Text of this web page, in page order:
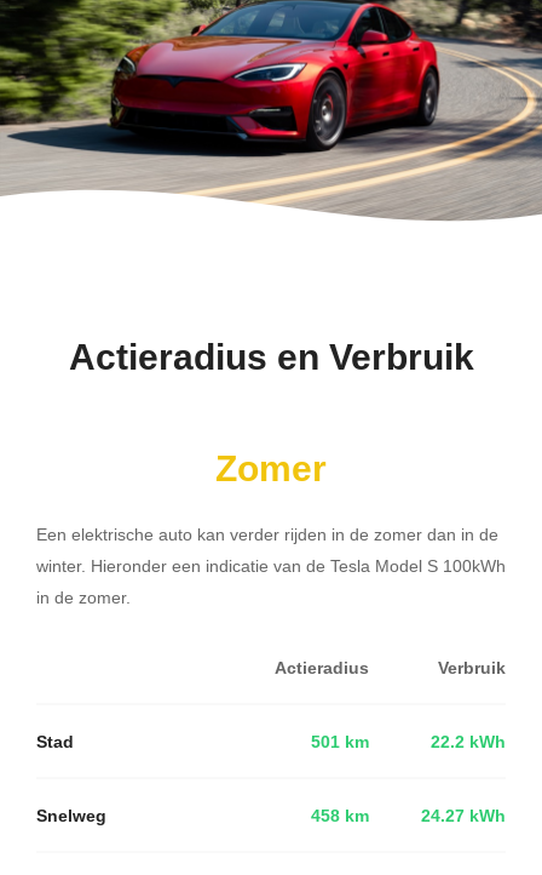
Actieradius en Verbruik
Zomer
Een elektrische auto kan verder rijden in de zomer dan in de
winter. Hieronder een indicatie van de Tesla Model S 100kWh
in de zomer.
Actieradius Verbruik
Stad 501 km 22.2 kWh
Snelweg 458 km 24.27 kWh